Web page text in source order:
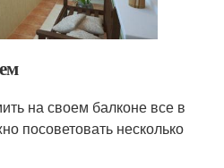
на своем балконе все в
посоветовать несколько